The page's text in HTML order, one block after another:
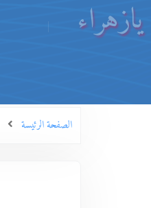
يازهراء
الصفحة الرئيسة